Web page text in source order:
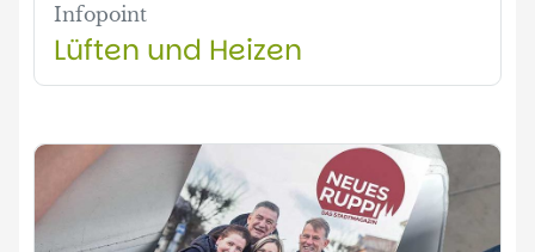
Infopoint
Lüften und Heizen